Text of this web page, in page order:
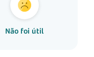
Não foi útil